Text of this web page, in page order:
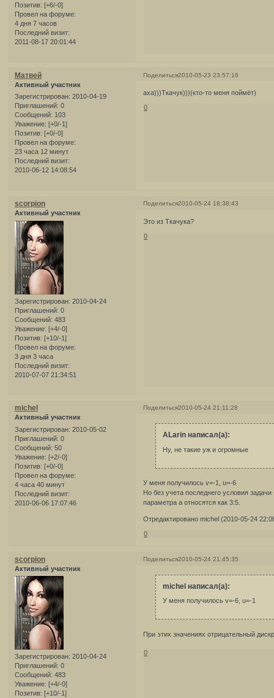
Позитив: [+6/-0]
Провел на форуме:
4 дня 7 часов
Последний визит:
2011-08-17 20:01:44
Поделиться2010-05-23 23:57:16
Матвей
Активный участник
Зарегистрирован: 2010-04-19
Приглашений: 0
Сообщений: 103
Уважение: [+0/-1]
Позитив: [+0/-0]
Провел на форуме:
23 часа 12 минут
Последний визит:
2010-06-12 14:08:54
аха)))Ткачук)))(кто-то меня поймёт)
0
Поделиться2010-05-24 18:38:43
scorpion
Активный участник
Зарегистрирован: 2010-04-24
Приглашений: 0
Сообщений: 483
Уважение: [+4/-0]
Позитив: [+10/-1]
Провел на форуме:
3 дня 3 часа
Последний визит:
2010-07-07 21:34:51
Это из Ткачука?
0
Поделиться2010-05-24 21:11:28
michel
Активный участник
Зарегистрирован: 2010-05-02
Приглашений: 0
Сообщений: 50
Уважение: [+2/-0]
Позитив: [+0/-0]
Провел на форуме:
4 часа 40 минут
Последний визит:
2010-06-06 17:07:46
ALarin написал(а):
Ну, не такие уж и огромные
У меня получилось v=-1, u=-6
Но без учета последнего условия задачи
параметра а относятся как 3:5.
Отредактировано michel (2010-05-24
0
Поделиться2010-05-24 21:45:35
scorpion
Активный участник
Зарегистрирован: 2010-04-24
Приглашений: 0
Сообщений: 483
Уважение: [+4/-0]
Позитив: [+10/-1]
michel написал(а):
У меня получилось v=-6, u=-1
При этих значениях отрицательный
0